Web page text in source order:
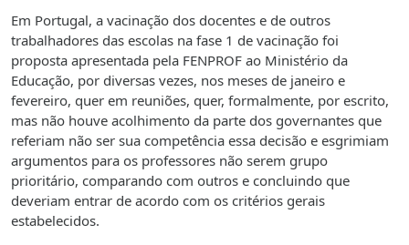
Em Portugal, a vacinação dos docentes e de outros
trabalhadores das escolas na fase 1 de vacinação foi
proposta apresentada pela FENPROF ao Ministério da
Educação, por diversas vezes, nos meses de janeiro e
fevereiro, quer em reuniões, quer, formalmente, por escrito,
mas não houve acolhimento da parte dos governantes que
referiam não ser sua competência essa decisão e esgrimiam
argumentos para os professores não serem grupo
prioritário, comparando com outros e concluindo que
deveriam entrar de acordo com os critérios gerais
estabelecidos.